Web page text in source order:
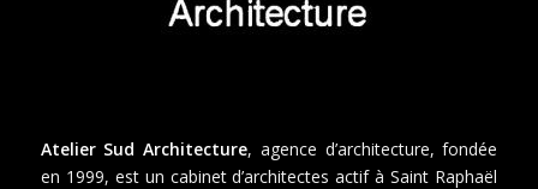
Atelier Sud Architecture, agence d’architecture, fondée
en 1999, est un cabinet d’architectes actif à Saint Raphaël